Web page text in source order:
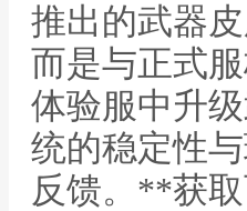
推出的武器
而是与正式
体验服中升
统的稳定性
反馈。**获